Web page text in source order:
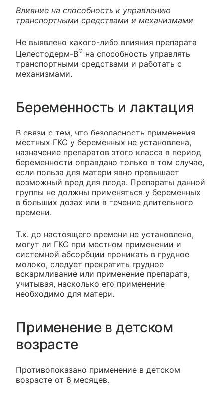
Влияние на способность к управлению
транспортными средствами и механизмами
Не выявлено какого-либо влияния препарата
Целестодерм-В® на способность управлять
транспортными средствами и работать с
механизмами.
Беременность и лактация
В связи с тем, что безопасность применения
местных ГКС у беременных не установлена,
назначение препаратов этого класса в период
беременности оправдано только в том случае,
если польза для матери явно превышает
возможный вред для плода. Препараты данной
группы не должны применяться у беременных
в больших дозах или в течение длительного
времени.
Т.к. до настоящего времени не установлено,
могут ли ГКС при местном применении и
системной абсорбции проникать в грудное
молоко, следует прекратить грудное
вскармливание или применение препарата,
учитывая, насколько его применение
необходимо для матери.
Применение в детском
возрасте
Противопоказано применение в детском
возрасте от 6 месяцев.